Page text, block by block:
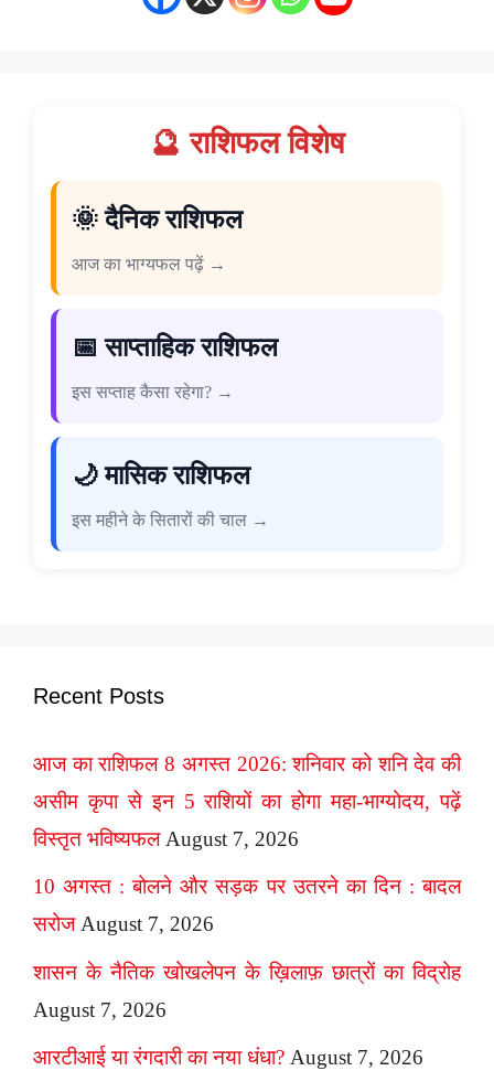
🔮 राशिफल विशेष
🌞 दैनिक राशिफल
आज का भाग्यफल पढ़ें →
📅 साप्ताहिक राशिफल
इस सप्ताह कैसा रहेगा? →
🌙 मासिक राशिफल
इस महीने के सितारों की चाल →
Recent Posts
आज का राशिफल 8 अगस्त 2026: शनिवार को शनि देव की
असीम कृपा से इन 5 राशियों का होगा महा-भाग्योदय, पढ़ें
विस्तृत भविष्यफल August 7, 2026
10 अगस्त : बोलने और सड़क पर उतरने का दिन : बादल
सरोज August 7, 2026
शासन के नैतिक खोखलेपन के ख़िलाफ़ छात्रों का विद्रोह
August 7, 2026
आरटीआई या रंगदारी का नया धंधा? August 7, 2026